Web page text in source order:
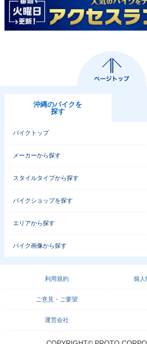
沖縄のバイクを
探す
バイクトップ
メーカーから探す
スタイルタイプから探す
バイクショップを探す
エリアから探す
バイク画像から探す
利用規約 個人
ご意見・ご要望
運営会社